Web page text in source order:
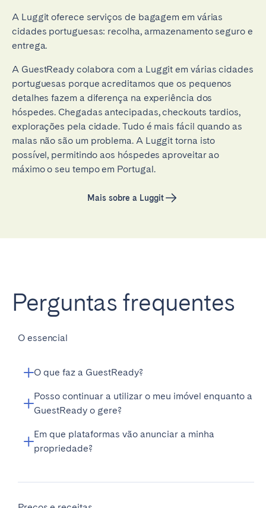
A Luggit oferece serviços de bagagem em várias
cidades portuguesas: recolha, armazenamento seguro e
entrega.
A GuestReady colabora com a Luggit em várias cidades
portuguesas porque acreditamos que os pequenos
detalhes fazem a diferença na experiência dos
hóspedes. Chegadas antecipadas, checkouts tardios,
explorações pela cidade. Tudo é mais fácil quando as
malas não são um problema. A Luggit torna isto
possível, permitindo aos hóspedes aproveitar ao
máximo o seu tempo em Portugal.
Mais sobre a Luggit
Perguntas frequentes
O essencial
O que faz a GuestReady?
Gerimos o seu alojamento local em Lisboa de ponta a
ponta, desde a criação do anúncio e a fotografia
profissional até à gestão de reservas, comunicação
com hóspedes 24/7, limpezas, lavandaria e check-in
reservas num calendário único para evitar
Posso continuar a utilizar o meu imóvel enquanto a
GuestReady o gere?
Em que plataformas vão anunciar a minha
propriedade?
Fechar
Español